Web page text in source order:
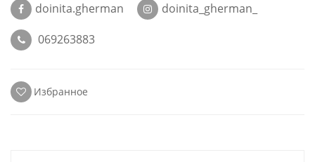
doinita.gherman
doinita_gherman_
069263883
Избранное